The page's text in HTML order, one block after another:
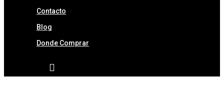
Contacto
Blog
Donde Comprar